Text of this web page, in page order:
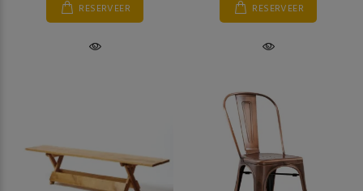
RESERVEER RESERVEER